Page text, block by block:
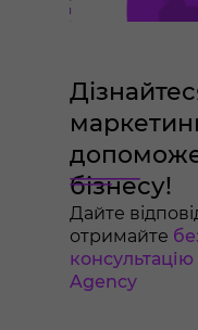
бізнесу!
Дайте
отримайте
консультацію
Agency